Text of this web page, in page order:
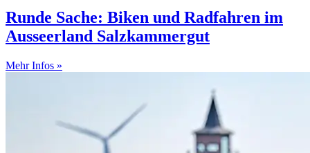
Runde Sache: Biken und Radfahren im
Ausseerland Salzkammergut
Mehr Infos »